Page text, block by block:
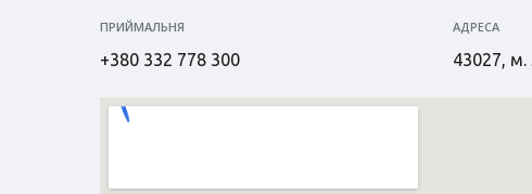
ПРИЙМАЛЬНЯ
+380 332 778 300
АДРЕСА
43027, м.